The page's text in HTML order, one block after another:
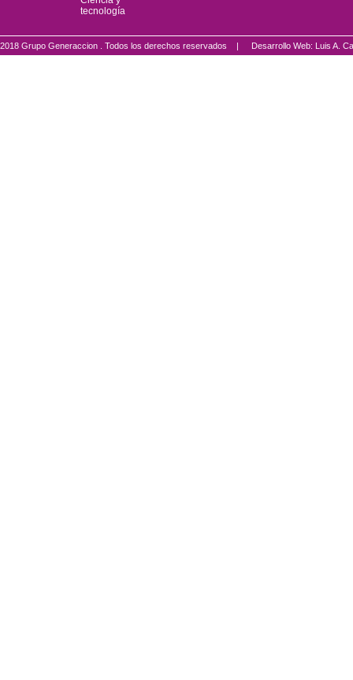
tecnología
2018 Grupo Generaccion . Todos los derechos reservados | Desarrollo Web: Luis